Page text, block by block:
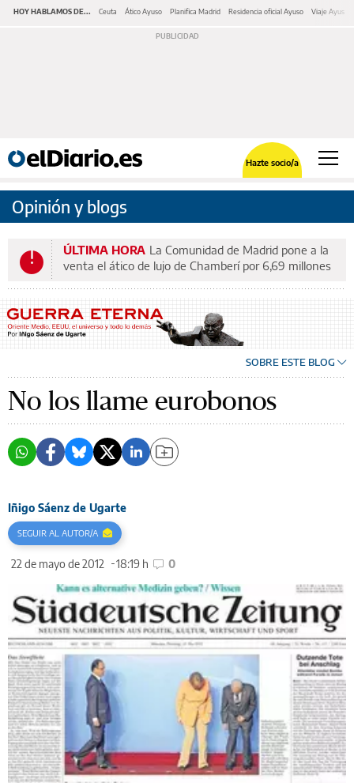
HOY HABLAMOS DE... Ceuta Ático Ayuso Planifica Madrid Residencia oficial Ayuso Viaje Ayuso
Hazte socio/a
Opinión y blogs
ÚLTIMA HORA La Comunidad de Madrid pone a la
venta el ático de lujo de Chamberí por 6,69 millones
SOBRE ESTE BLOG
No los llame eurobonos
Iñigo Sáenz de Ugarte
22 de mayo de 2012 18:19 h 0
SEGUIR AL AUTOR/A